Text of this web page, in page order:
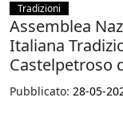
Tradizioni
Assemblea
Italiana
Castelpetroso
Pubblicato: 28-05-